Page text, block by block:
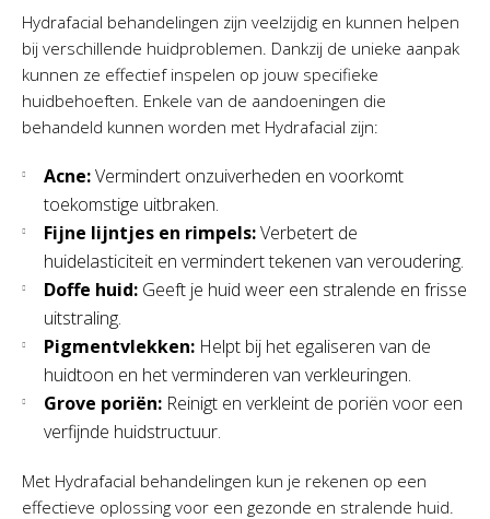
Hydrafacial behandelingen zijn veelzijdig en kunnen helpen
bij verschillende huidproblemen. Dankzij de unieke aanpak
kunnen ze effectief inspelen op jouw specifieke
huidbehoeften. Enkele van de aandoeningen die
behandeld kunnen worden met Hydrafacial zijn:
Acne:Vermindert onzuiverheden en voorkomt
toekomstige uitbraken.
Fijne lijntjes en rimpels:Verbetert de
huidelasticiteit en vermindert tekenen van veroudering.
Doffe huid: Geeft je huid weer een stralende en frisse
uitstraling.
Pigmentvlekken: Helpt bij het egaliseren van de
huidtoon en het verminderen van verkleuringen.
Grove poriën: Reinigt en verkleint de poriën voor een
verfijnde huidstructuur.
Met Hydrafacial behandelingen kun je rekenen op een
effectieve oplossing voor een gezonde en stralende huid.